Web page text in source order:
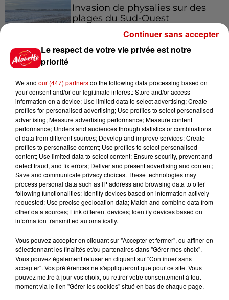
Invasion de physalies sur des
plages du Sud-Ouest
Jeux Voir plus
Gagnez vos places pour le
Festival du Roi Arthur 2026 !
Gagnez vos entrées pour le
Musée du Sport Automobile au
Mans !
Alouette vous invite à
Futuroscope Xperiences !
Le respect de votre vie privée est notre
priorité
We and our (447) partnersdo the following data processing based on
your consent and/or our legitimate interest: Store and/or access
information on a device; Use limited data to select advertising; Create
profiles for personalised advertising; Use profiles to select personalised
advertising; Measure advertising performance; Measure content
performance; Understand audiences through statistics or combinations
of data from different sources; Develop and improve services; Create
profiles to personalise content; Use profiles to select personalised
content; Use limited data to select content; Ensure security, prevent and
detect fraud, and fix errors; Deliver and present advertising and content;
Save and communicate privacy choices. These technologies may
process personal data such as IP address and browsing data to offer
following functionalities: Identify devices based on information actively
requested; Use precise geolocation data; Match and combine data from
other data sources; Link different devices; Identify devices based on
information transmitted automatically.
Vous pouvez accepter en cliquant sur "Accepter et fermer", ou affiner en
sélectionnant les finalités et/ou partenaires dans "Gérer mes choix".
Vous pouvez également refuser en cliquant sur "Continuer sans
accepter". Vos préférences ne s'appliqueront que pour ce site. Vous
pouvez mettre à jour vos choix, ou retirer votre consentement à tout
moment via le lien "Gérer les cookies" situé en bas de chaque page.
Continuer sans accepter